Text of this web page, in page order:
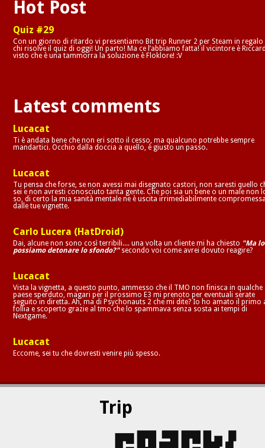
Hot Post
Quiz #29
Con un giorno di ritardo vi presentiamo Bit trip Runner 2 per Steam in regalo
chi risolve il quiz di oggi! Un parto! Ma ce l’abbiamo fatta! il vicintore è
visto che è una tammorra la soluzione è Floklore! :V
Latest comments
Lucacat
Ti è andata bene che non eri sotto il cesso, ma qualcuno potrebbe sempre
mandartici. Occhio dalla doccia a quello, è giusto un passo.
Lucacat
Tu pensa che forse, se non avessi mai disegnato castori, non saresti quello
sei e non avresti conosciuto tanta gente. Che poi sia un bene o un male non
so, di certo la mia sanità mentale ne è uscita irrimediabilmente
dalle tue vignette.
Carlo Lucera (HatDroid)
Dai, alcune non sono così terribili.... una volta un cliente mi ha chiesto "Ma lo
possiamo detonare lo sfondo?"secondo voi come avrei dovuto reagire?
Lucacat
Vista la vignetta, a questo punto, ammesso che il TMO non finisca in qualche
paese sperduto, magari per il prossimo E3 mi prenoto per eventuali serate
seguito in diretta. Ah, ma di Psychonauts 2 che mi dite? Io ho amato il primo
follia e scoperto grazie al tmo che lo spammava senza sosta ai tempi di
Nextgame.
Lucacat
Eccome, sei tu che dovresti venire più spesso.
Trip